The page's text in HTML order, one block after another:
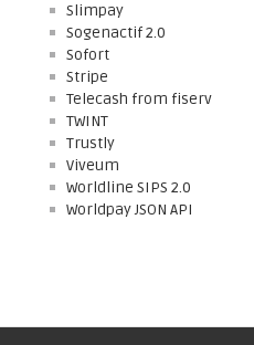
Slimpay
Sogenactif 2.0
Sofort
Stripe
Telecash from fiserv
TWINT
Trustly
Viveum
Worldline SIPS 2.0
Worldpay JSON API